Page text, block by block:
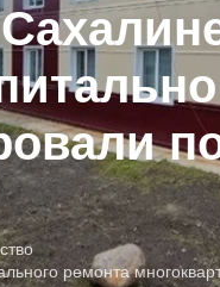
ремонта